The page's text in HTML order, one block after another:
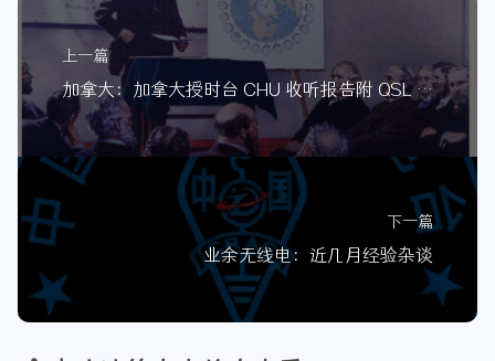
上一篇
加拿大：加拿大授时台 CHU 收听报告附 QSL 卡 / 无线电篇 005
下一篇
业余无线电：近几月经验杂谈